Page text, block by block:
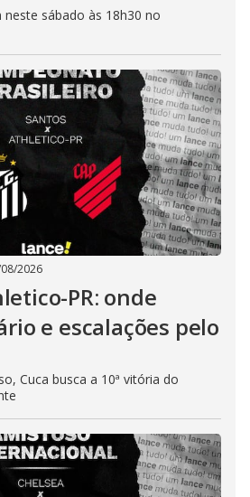
neste sábado às 18h30 no
2026
PR: onde
e escalações pelo
Cuca busca a 10ª vitória do